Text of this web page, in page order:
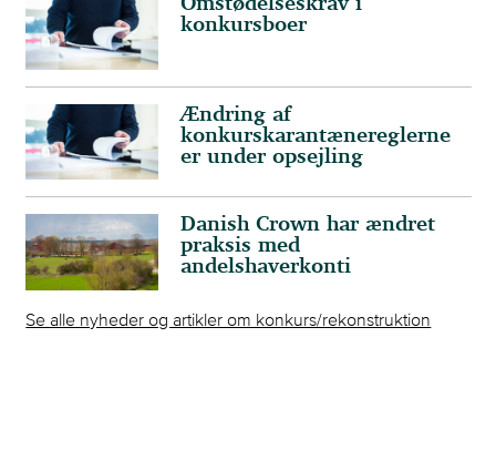
Omstødelseskrav i
konkursboer
Ændring af
konkurskarantænereglerne
er under opsejling
Danish Crown har ændret
praksis med
andelshaverkonti
Se alle nyheder og artikler om konkurs/rekonstruktion